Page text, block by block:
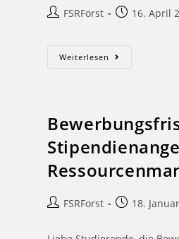
FSRForst 16. April
Weiterlesen
FSRForst 18.